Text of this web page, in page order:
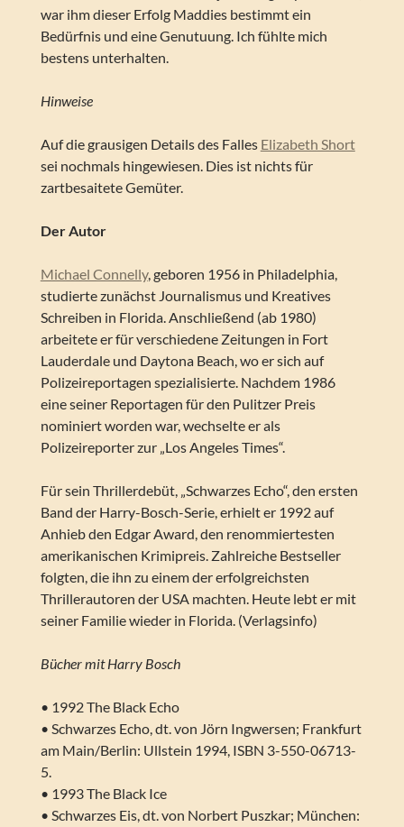
war ihm dieser Erfolg Maddies bestimmt ein
Bedürfnis und eine Genutuung. Ich fühlte mich
bestens unterhalten.
Hinweise
Auf die grausigen Details des Falles Elizabeth Short
sei nochmals hingewiesen. Dies ist nichts für
zartbesaitete Gemüter.
Der Autor
Michael Connelly, geboren 1956 in Philadelphia,
studierte zunächst Journalismus und Kreatives
Schreiben in Florida. Anschließend (ab 1980)
arbeitete er für verschiedene Zeitungen in Fort
Lauderdale und Daytona Beach, wo er sich auf
Polizeireportagen spezialisierte. Nachdem 1986
eine seiner Reportagen für den Pulitzer Preis
nominiert worden war, wechselte er als
Polizeireporter zur „Los Angeles Times“.
Für sein Thrillerdebüt, „Schwarzes Echo“, den ersten
Band der Harry-Bosch-Serie, erhielt er 1992 auf
Anhieb den Edgar Award, den renommiertesten
amerikanischen Krimipreis. Zahlreiche Bestseller
folgten, die ihn zu einem der erfolgreichsten
Thrillerautoren der USA machten. Heute lebt er mit
seiner Familie wieder in Florida. (Verlagsinfo)
Bücher mit Harry Bosch
• 1992 The Black Echo
• Schwarzes Echo, dt. von Jörn Ingwersen; Frankfurt
am Main/Berlin: Ullstein 1994, ISBN 3-550-06713-
5.
• 1993 The Black Ice
• Schwarzes Eis, dt. von Norbert Puszkar; München: